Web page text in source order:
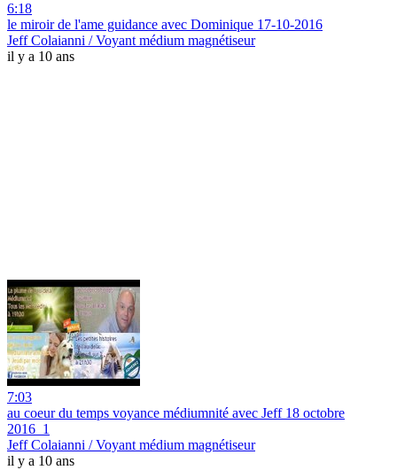
6:18
le miroir de l'ame guidance avec Dominique 17-10-2016
Jeff Colaianni / Voyant médium magnétiseur
il y a 10 ans
7:03
au coeur du temps voyance médiumnité avec Jeff 18 octobre
2016_1
Jeff Colaianni / Voyant médium magnétiseur
il y a 10 ans